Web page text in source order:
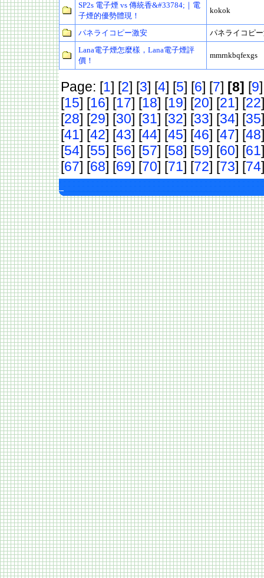
SP2s 電子煙 vs 傳統香&#33784;｜電
子煙的優勢體現！
kokok
パネライコピー激安
パネライコピ
Lana電子煙怎麼樣，Lana電子煙評
價！
mmrnkbqfexgs
Page: [1] [2] [3] [4] [5] [6] [7] [8] [9
[15] [16] [17] [18] [19] [20] [21] [22
[28] [29] [30] [31] [32] [33] [34] [35
[41] [42] [43] [44] [45] [46] [47] [48
[54] [55] [56] [57] [58] [59] [60] [61
[67] [68] [69] [70] [71] [72] [73] [74]